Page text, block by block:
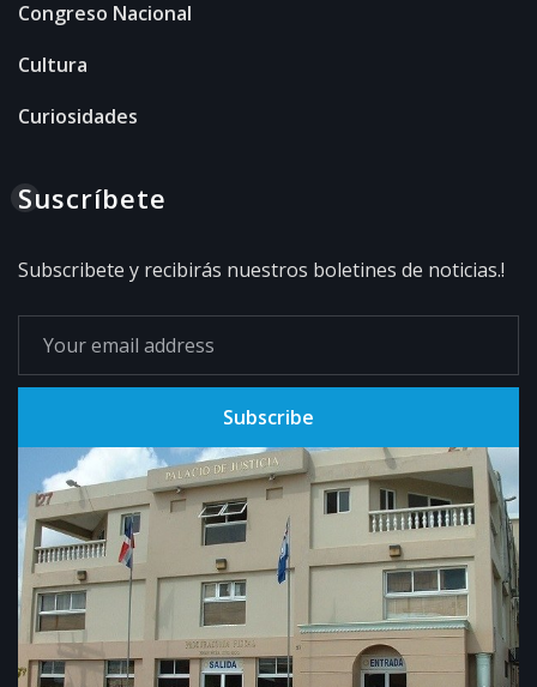
Congreso Nacional
Cultura
Curiosidades
Suscríbete
Subscribete y recibirás nuestros boletines de noticias.!
Subscribe